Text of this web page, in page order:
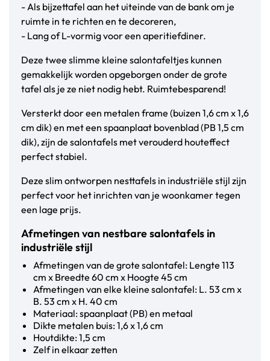
- Als bijzettafel aan het uiteinde van de bank om je
ruimte in te richten en te decoreren,
- Lang of L-vormig voor een aperitiefdiner.
Deze twee slimme kleine salontafeltjes kunnen
gemakkelijk worden opgeborgen onder de grote
tafel als je ze niet nodig hebt. Ruimtebesparend!
Versterkt door een metalen frame (buizen 1,6 cm x 1,6
cm dik) en met een spaanplaat bovenblad (PB 1,5 cm
dik), zijn de salontafels met verouderd houteffect
perfect stabiel.
Deze slim ontworpen nesttafels in industriële stijl zijn
perfect voor het inrichten van je woonkamer tegen
een lage prijs.
Afmetingen van nestbare salontafels in
industriële stijl
Afmetingen van de grote salontafel: Lengte 113
cm x Breedte 60 cm x Hoogte 45 cm
Afmetingen van elke kleine salontafel: L. 53 cm x
B. 53 cm x H. 40 cm
Materiaal: spaanplaat (PB) en metaal
Dikte metalen buis: 1,6 x 1,6 cm
Houtdikte: 1,5 cm
Zelf in elkaar zetten